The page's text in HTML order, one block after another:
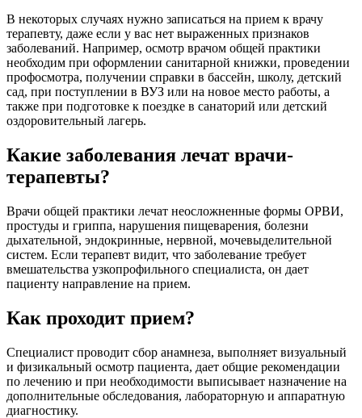
В некоторых случаях нужно записаться на прием к врачу
терапевту, даже если у вас нет выраженных признаков
заболеваний. Например, осмотр врачом общей практики
необходим при оформлении санитарной книжки, проведении
профосмотра, получении справки в бассейн, школу, детский
сад, при поступлении в ВУЗ или на новое место работы, а
также при подготовке к поездке в санаторий или детский
оздоровительный лагерь.
Какие заболевания лечат врачи-
терапевты?
Врачи общей практики лечат неосложненные формы ОРВИ,
простуды и гриппа, нарушения пищеварения, болезни
дыхательной, эндокринные, нервной, мочевыделительной
систем. Если терапевт видит, что заболевание требует
вмешательства узкопрофильного специалиста, он дает
пациенту направление на прием.
Как проходит прием?
Специалист проводит сбор анамнеза, выполняет визуальный
и физикальный осмотр пациента, дает общие рекомендации
по лечению и при необходимости выписывает назначение на
дополнительные обследования, лабораторную и аппаратную
диагностику.